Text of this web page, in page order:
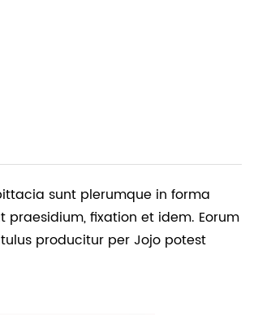
sunt plerumque in forma
fixation et idem. Eorum
producitur per Jojo potest